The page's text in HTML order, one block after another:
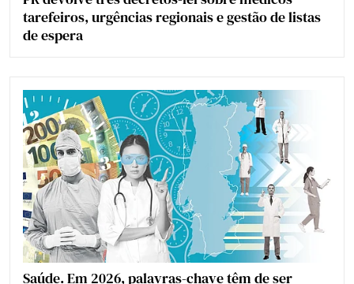
tarefeiros, urgências regionais e gestão de listas
de espera
Saúde. Em 2026, palavras-chave têm de ser